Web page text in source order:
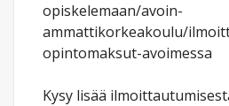
opiskelemaan/avoin-
ammattikorkeakoulu/
opintomaksut-avoimessa
Kysy lisää